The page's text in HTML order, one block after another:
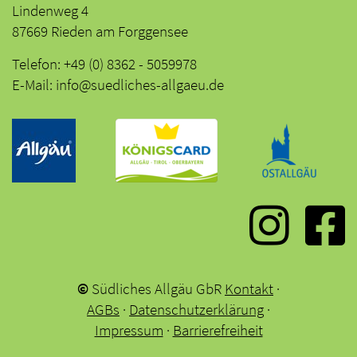
Lindenweg 4
87669 Rieden am Forggensee
Telefon: +49 (0) 8362 - 5059978
E-Mail: info@suedliches-allgaeu.de
© Südliches Allgäu GbR Kontakt ·
AGBs · Datenschutzerklärung ·
Impressum · Barrierefreiheit